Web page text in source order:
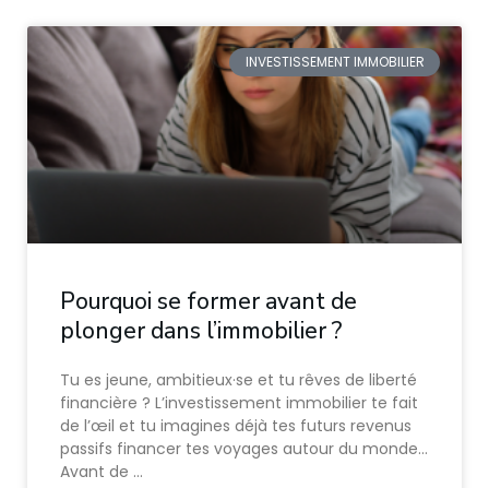
INVESTISSEMENT IMMOBILIER
Pourquoi se former avant de
plonger dans l’immobilier ?
Tu es jeune, ambitieux·se et tu rêves de liberté
financière ? L’investissement immobilier te fait
de l’œil et tu imagines déjà tes futurs revenus
passifs financer tes voyages autour du monde…
Avant de …